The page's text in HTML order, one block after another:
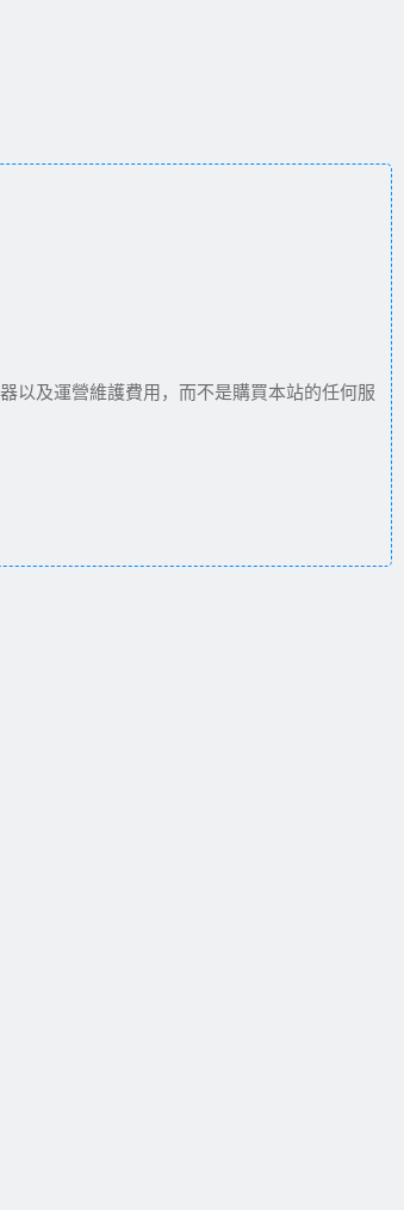
以及運營維護費用，而不是購買本站的任何服